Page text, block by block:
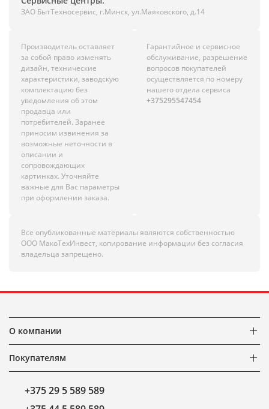
ЗАО БытТехносервис, г.Минск, ул.Маяковского, д.14
Производитель оставляет
за собой право изменять
дизайн, технические
характеристики, заводскую
комплектацию без
уведомления об этом
продавца или
потребителей. Заранее
приносим извинения за
возможные неточности в
описании и
сопровождающих
картинках. Уточняйте
важные для Вас параметры
при оформлении заказа.
Гарантийное и сервисное
обслуживание, разрешение
вопросов покупателей
осуществляется по номеру
нашего отдела сервиса
+375295547454
Все опубликованные материалы являются собственностью
ООО МакоТехИнвест, копирование информации без согласия
владельца запрещено.
О компании
Покупателям
+375 29 5 589 589